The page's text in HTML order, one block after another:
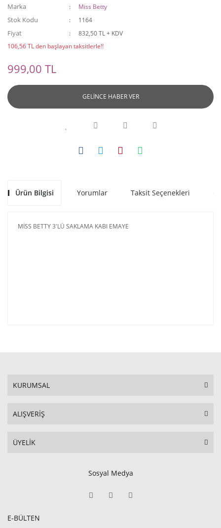
Marka Miss Betty
Stok Kodu 1164
Fiyat
832,50 TL + KDV
106,56 TL den başlayan taksitlerle!!
999,00 TL
GELİNCE HABER VER
Ürün Bilgisi Yorumlar Taksit Seçenekleri
MİSS BETTY 3'LÜ SAKLAMA KABI EMAYE
KURUMSAL
ALIŞVERİŞ
ÜYELİK
Sosyal Medya
E-BÜLTEN